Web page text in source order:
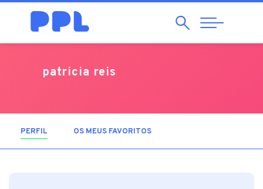
Pesquisar
Abrir
Navegação
patricia reis
PERFIL (SEPARADOR ATIVO)
OS MEUS FAVORITOS